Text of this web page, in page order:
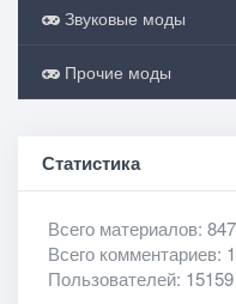
Звуковые моды
Прочие моды
Статистика
Всего материалов:
Всего комментариев:
Пользователей: 15159